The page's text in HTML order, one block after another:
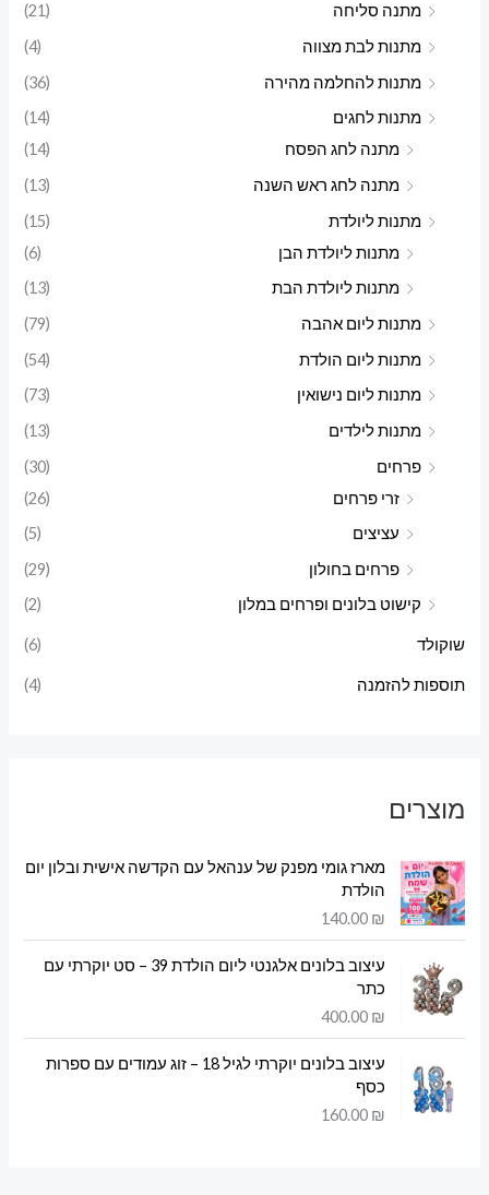
מתנה סליחה
(21)
מתנות לבת מצווה
(4)
מתנות להחלמה מהירה
(36)
מתנות לחגים
(14)
מתנה לחג הפסח
(14)
מתנה לחג ראש השנה
(13)
מתנות ליולדת
(15)
מתנות ליולדת הבן
(6)
מתנות ליולדת הבת
(13)
מתנות ליום אהבה
(79)
מתנות ליום הולדת
(54)
מתנות ליום נישואין
(73)
מתנות לילדים
(13)
פרחים
(30)
זרי פרחים
(26)
עציצים
(5)
פרחים בחולון
(29)
קישוט בלונים ופרחים במלון
(2)
שוקולד (6)
תוספות להזמנה (4)
מוצרים
מארז גומי מפנק של ענהאל עם הקדשה אישית ובלון יום
הולדת
140.00 ₪
עיצוב בלונים אלגנטי ליום הולדת 39 – סט יוקרתי עם
כתר
400.00 ₪
עיצוב בלונים יוקרתי לגיל 18 – זוג עמודים עם ספרות
כסף
160.00 ₪